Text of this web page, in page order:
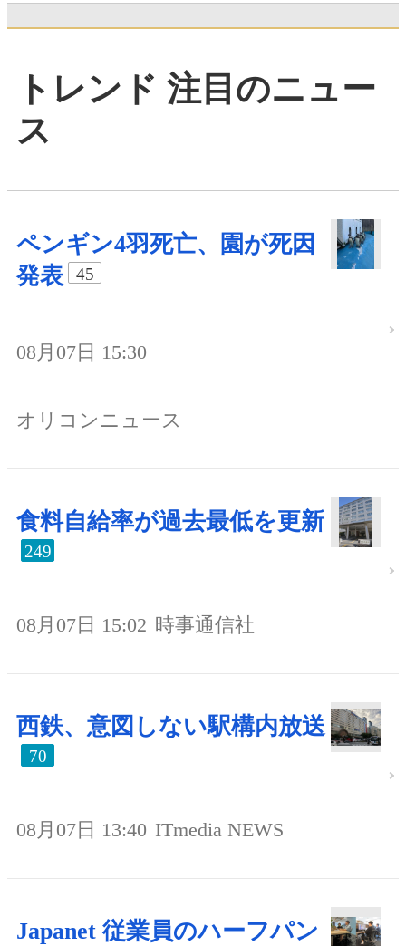
トレンド 注目のニュー
ス
ペンギン4羽死亡、園が死因
発表
45
08月07日 15:30
オリコンニュース
食料自給率が過去最低を更新
249
08月07日 15:02 時事通信社
西鉄、意図しない駅構内放送
70
08月07日 13:40 ITmedia NEWS
Japanet 従業員のハーフパン